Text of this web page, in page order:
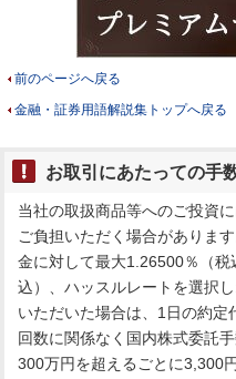
前のページへ戻る
金融・証券用語解説集トップへ戻る
お取引にあたっての手
当社の取扱商品等へのご投資
ご負担いただく場合がありま
金に対して最大1.26500％（
込）、ハッスルレートを選択
いただいた場合は、1日の約定
回数に関係なく国内株式委託
300万円を超えるごとに3,300